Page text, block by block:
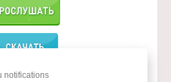
notifications